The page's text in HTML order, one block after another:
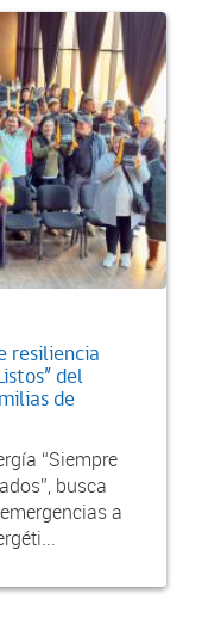
resiliencia
del
de
“Siempre
busca
a